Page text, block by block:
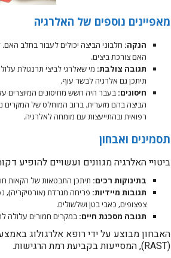
​מאפיינים נוספים של האלרגיה
הנקה: חלבוני הביצה יכולים לעבור בחלב
האם צורכת ביצים.
תגובה צולבת: מי שאלרגי לביצי תרנגולת
תיתכן גם אלרגיה לבשר עוף.
חיסונים: בעבר היה חשש מחיסונים המיוצרים
הביצה בהם מזערית. ברוב המוחלט של המקרים
רפואית ובהתייעצות עם מומחה לאלרגיה.
​תסמינים ואבחון
​ביטויי האלרגיה מגוונים ועשויים להופיע
בתינוקות רכים: תיתכן התבטאות של הקאות
תגובות מיידיות: פריחה מגרדת (אורטיקריה),
צפצופים, כאבי בטן ושלשולים.
תגובה מסכנת חיים: במקרים חמורים עלולה
(RAST), המסייעות בקביעת רמת הרגישות.